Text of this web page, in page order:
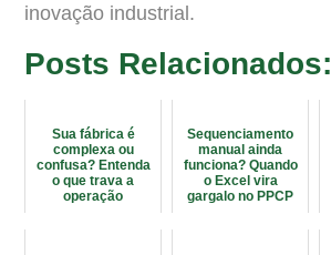
inovação industrial.
Posts Relacionados:
Sua fábrica é
complexa ou
confusa? Entenda
o que trava a
operação
Sequenciamento
manual ainda
funciona? Quando
o Excel vira
gargalo no PPCP